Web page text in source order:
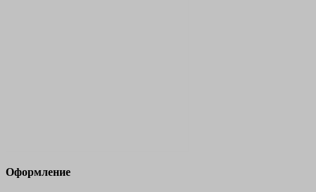
Оформление